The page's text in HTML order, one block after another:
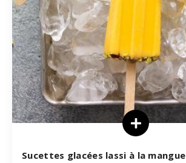
Sucettes glacées lassi à la mangue